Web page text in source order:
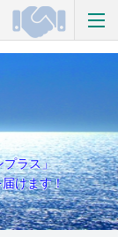
プラス」
けます！